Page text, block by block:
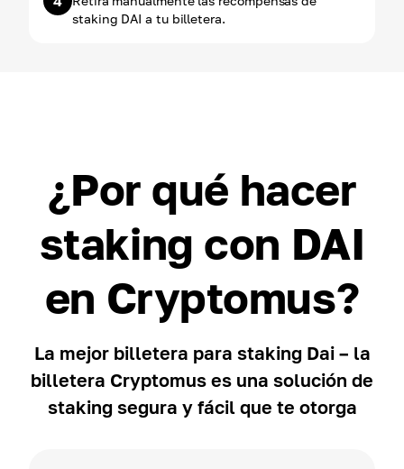
staking DAI a tu billetera.
¿Por qué hacer
staking con DAI
en Cryptomus?
La mejor billetera para staking Dai – la
billetera Cryptomus es una solución de
staking segura y fácil que te otorga